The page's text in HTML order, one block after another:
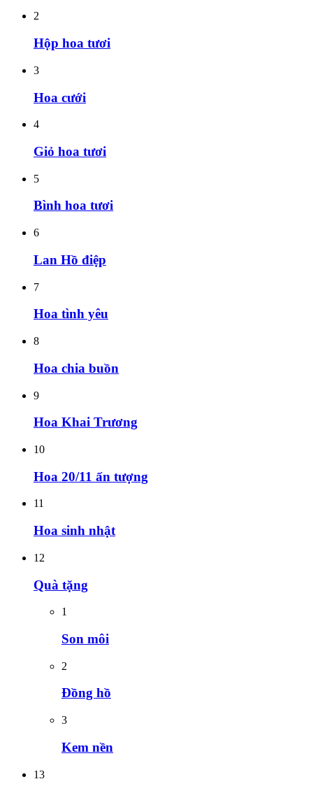
2
Hộp hoa tươi
3
Hoa cưới
4
Giỏ hoa tươi
5
Bình hoa tươi
6
Lan Hồ điệp
7
Hoa tình yêu
8
Hoa chia buồn
9
Hoa Khai Trương
10
Hoa 20/11 ấn tượng
11
Hoa sinh nhật
12
Quà tặng
1
Son môi
2
Đồng hồ
3
Kem nền
13